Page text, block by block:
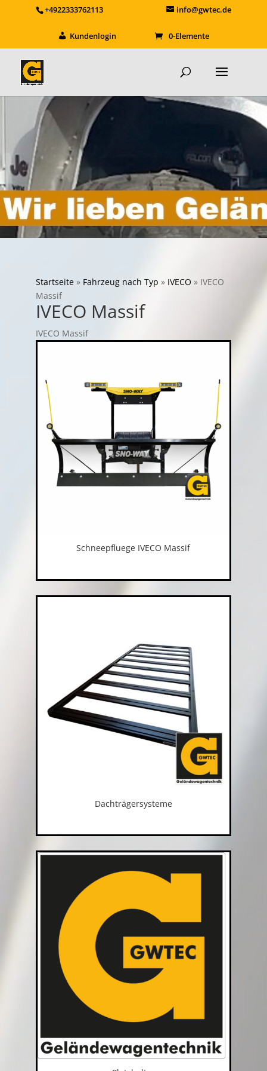
+4922333762113 info@gwtec.de
Kundenlogin 0-Elemente
Startseite» Fahrzeug nach Typ » IVECO » IVECO
Massif
IVECO Massif
IVECO Massif
Schneepfluege IVECO Massif
Dachträgersysteme